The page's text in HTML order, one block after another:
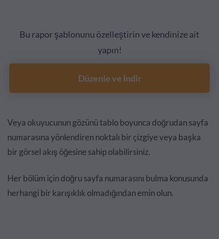
Bu rapor şablonunu özelleştirin ve kendinize ait
yapın!
Düzenle ve İndir
Veya okuyucunun gözünü tablo boyunca doğrudan sayfa
numarasına yönlendiren noktalı bir çizgiye veya başka
bir görsel akış öğesine sahip olabilirsiniz.
Her bölüm için doğru sayfa numarasını bulma konusunda
herhangi bir karışıklık olmadığından emin olun.